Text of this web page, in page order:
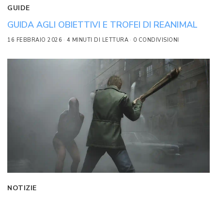
GUIDE
GUIDA AGLI OBIETTIVI E TROFEI DI REANIMAL
16 FEBBRAIO 2026 4 MINUTI DI LETTURA 0 CONDIVISIONI
NOTIZIE